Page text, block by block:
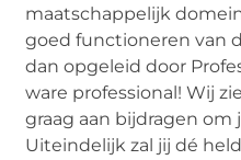
maatschappelijk
goed functioneren van
dan opgeleid door
ware professional! Wij
graag aan bijdragen
Uiteindelijk zal jij dé